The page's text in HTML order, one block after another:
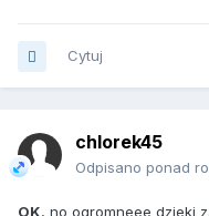
Cytuj
chlorek45
Odpisano ponad
OK, no ogromneee dzieki